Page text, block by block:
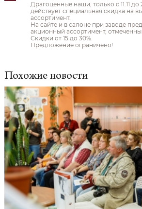
Драгоценные наши, только с 11.11 до
действует специальная скидка на
ассортимент.
На сайте и в салоне при заводе
акционный ассортимент,
Скидки от 15 до 30%.
Предложение ограничено!
Похожие новости